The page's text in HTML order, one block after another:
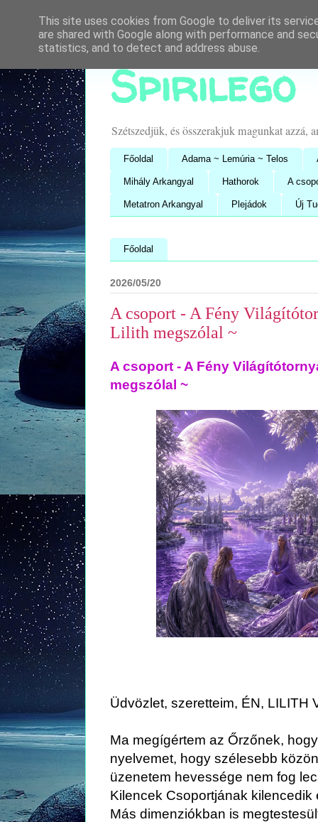
Spirilego
Szétszedjük, és összerakjuk magunkat azzá,
Főoldal Adama ~ Lemúria ~ Telos
Mihály Arkangyal Hathorok A
Metatron Arkangyal Plejádok Új
Főoldal
2026/05/20
A csoport - A Fény
Lilith megszólal ~
A csoport - A Fény
megszólal ~
Üdvözlet, szeretteim, ÉN, LILITH
Ma megígértem az Őrzőnek,
nyelvemet, hogy szélesebb
üzenetem hevessége nem fog
Kilencek Csoportjának
Más dimenziókban is
This site uses cookies from Google to deliver its
are shared with Google along with performance and
statistics, and to detect and address abuse.